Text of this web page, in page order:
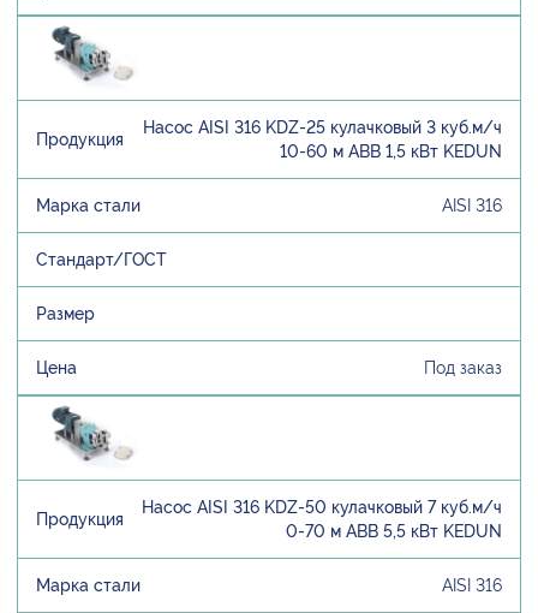
Насос AISI 316 KDZ-25 кулачковый 3 куб.м/ч
10-60 м ABB 1,5 кВт KEDUN
AISI 316
Под заказ
Насос AISI 316 KDZ-50 кулачковый 7 куб.м/ч
0-70 м ABB 5,5 кВт KEDUN
AISI 316